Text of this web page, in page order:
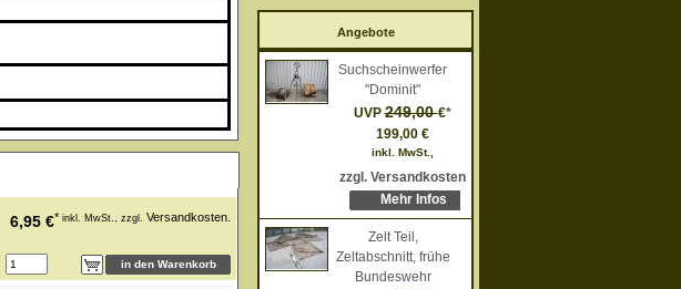
Angebote
Suchscheinwerfer
"Dominit"
UVP249,00€*
199,00 €
inkl. MwSt.,
zzgl. Versandkosten
Mehr Infos
Zelt Teil,
Zeltabschnitt, frühe
Bundeswehr
6,95 €* inkl. MwSt., zzgl. Versandkosten.